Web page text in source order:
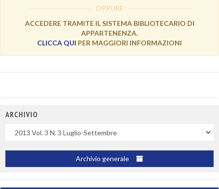
OPPURE
ACCEDERE TRAMITE IL SISTEMA BIBLIOTECARIO DI
APPARTENENZA.
CLICCA QUI PER MAGGIORI INFORMAZIONI
ARCHIVIO
Uscite
Archivio generale